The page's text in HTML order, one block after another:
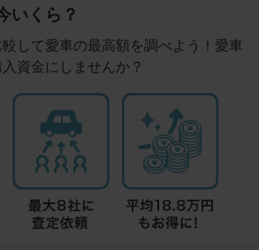
いくら？
して愛車の最高額を調べよう！愛車
資金にしませんか？